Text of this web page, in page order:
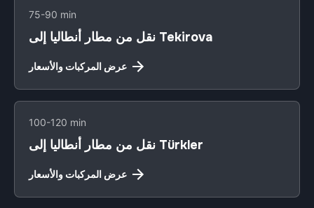
75-90 min
نقل من مطار أنطاليا إلى Tekirova
عرض المركبات والأسعار
100-120 min
نقل من مطار أنطاليا إلى Türkler
عرض المركبات والأسعار